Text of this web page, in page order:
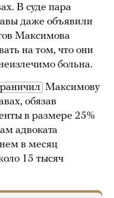
В суде пара
даже объявили
Максимова
на том, что они
больна.
Максимову
обязав
в размере 25%
адвоката
в месяц
15 тысяч